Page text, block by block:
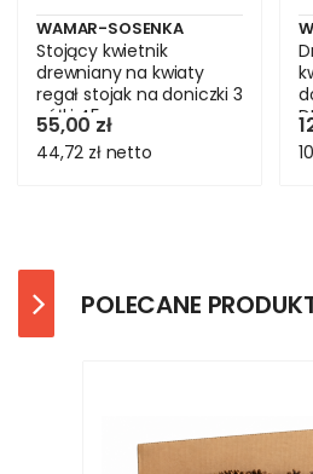
WAMAR-SOSENKA
Stojący kwietnik
drewniany na kwiaty
regał stojak na doniczki 3
półki 45 cm
55,00 zł
44,72 zł netto
POLECANE